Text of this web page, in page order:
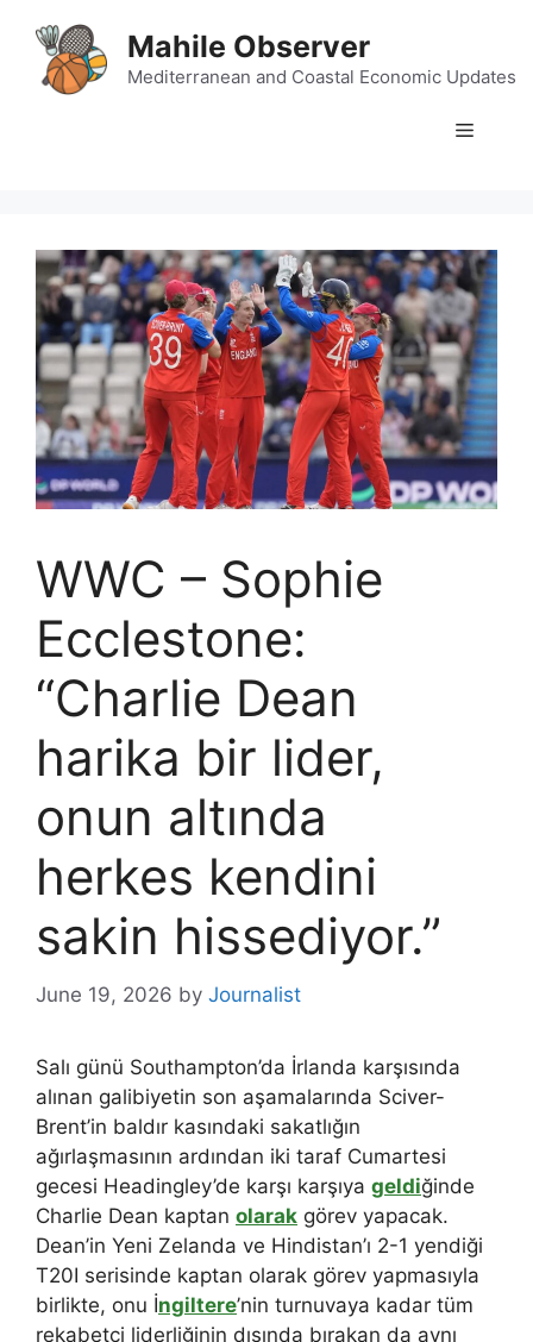
content
Mahile Observer
Mediterranean and Coastal Economic Updates
Menu
WWC – Sophie
Ecclestone:
“Charlie Dean
harika bir lider,
onun altında
herkes kendini
sakin hissediyor.”
June 19, 2026 by Journalist
Salı günü Southampton’da İrlanda karşısında
alınan galibiyetin son aşamalarında Sciver-
Brent’in baldır kasındaki sakatlığın
ağırlaşmasının ardından iki taraf Cumartesi
gecesi Headingley’de karşı karşıya geldiğinde
Charlie Dean kaptan olarak görev yapacak.
Dean’in Yeni Zelanda ve Hindistan’ı 2-1 yendiği
T20I serisinde kaptan olarak görev yapmasıyla
birlikte, onu İngiltere’nin turnuvaya kadar tüm
rekabetçi liderliğinin dışında bırakan da aynı